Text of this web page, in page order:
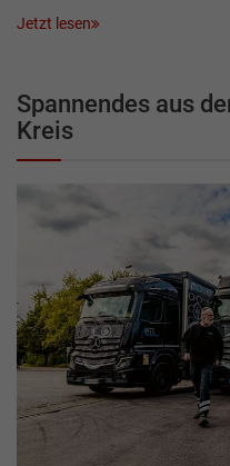
Jetzt lesen
Spannendes aus
Kreis